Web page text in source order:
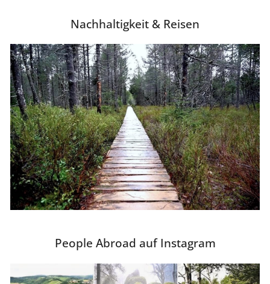
Nachhaltigkeit & Reisen
People Abroad auf Instagram